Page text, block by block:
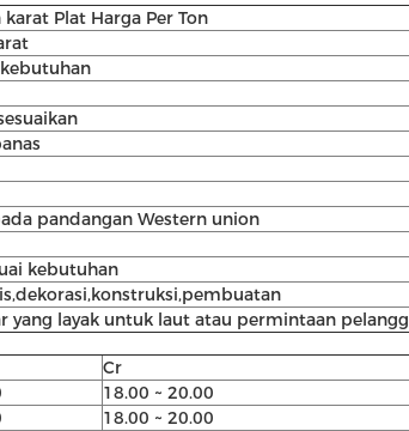
Plat Harga Per Ton
pandangan Western union
kebutuhan
yang layak untuk laut atau permintaan
Cr
18.00 ~ 20.00
18.00 ~ 20.00